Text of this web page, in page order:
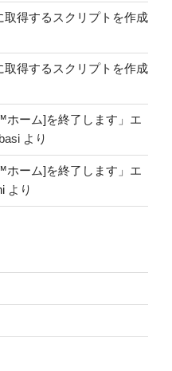
得するスクリプトを作成
得するスクリプトを作成
ホーム]を終了します」エ
より
ホーム]を終了します」エ
より